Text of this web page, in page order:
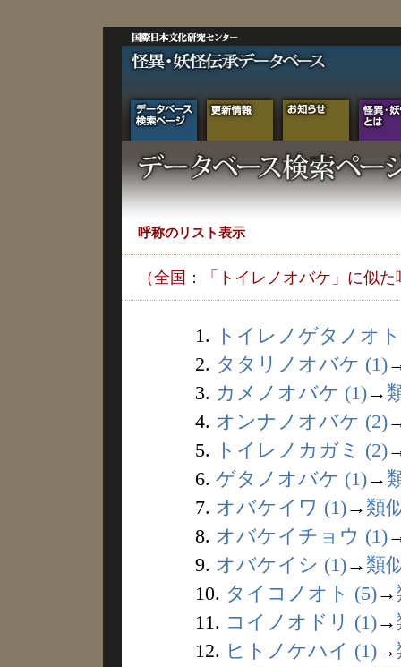
呼称のリスト表示
（全国：「トイレノオバケ」に似た
1.
トイレノゲタノオ
2. タタリノオバケ (1)
3. カメノオバケ (1)→
4. オンナノオバケ (2)
5.
トイレノカガミ (2)
6. ゲタノオバケ (1)→
7. オバケイワ (1)→ 類
8. オバケイチョウ (1)
9. オバケイシ (1)→ 類
10. タイコノオト (5)→
11. コイノオドリ (1)→
12. ヒトノケハイ (1)→